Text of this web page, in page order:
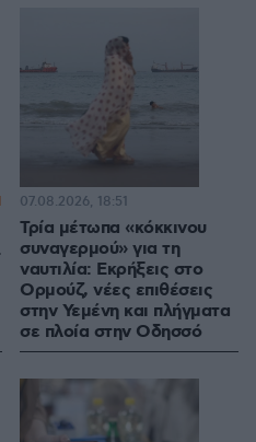
Τρία μέτωπα «κόκκινου
συναγερμού» για τη
ναυτιλία: Εκρήξεις στο
Ορμούζ, νέες επιθέσεις
στην Υεμένη και πλήγματα
σε πλοία στην Οδησσό
07.08.2026, 18:51